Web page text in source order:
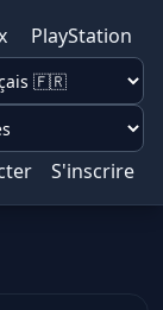
PlayStation
S'inscrire